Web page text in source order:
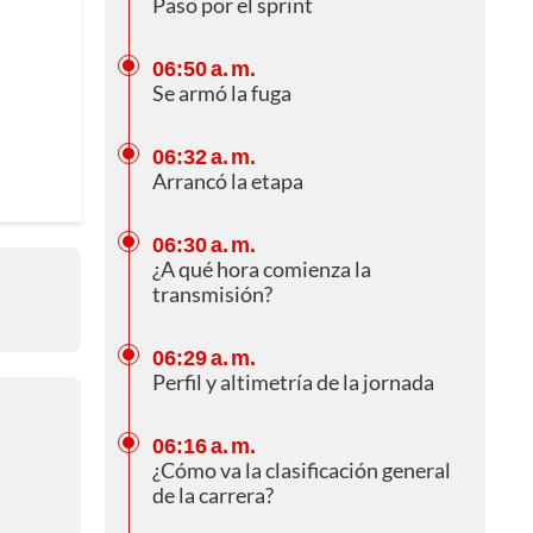
06:50 a. m.
Se armó la fuga
06:32 a. m.
Arrancó la etapa
06:30 a. m.
¿A qué hora comienza la
transmisión?
06:29 a. m.
Perfil y altimetría de la jornada
06:16 a. m.
¿Cómo va la clasificación general
de la carrera?